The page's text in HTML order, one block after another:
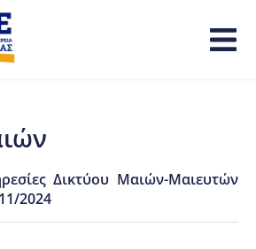
Δικτύου Μαιών-Μαιευτών
2024